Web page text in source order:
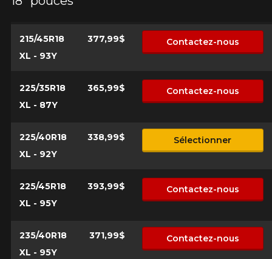
215/45R18
XL - 93Y
377,99$ Contactez-nous
225/35R18
XL - 87Y
365,99$ Contactez-nous
225/40R18
XL - 92Y
338,99$ Sélectionner
225/45R18
XL - 95Y
393,99$ Contactez-nous
235/40R18
XL - 95Y
371,99$ Contactez-nous
Annuler
*Attention cette dimension représente une possibilité
avant de commander.